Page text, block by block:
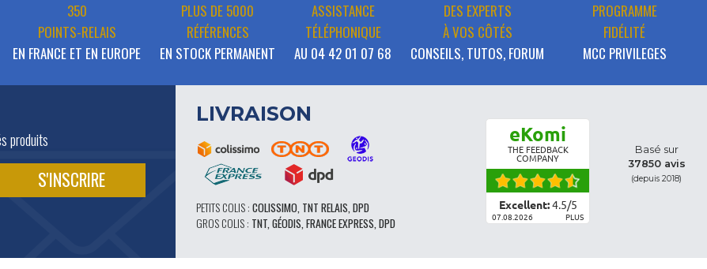
350
POINTS-RELAIS
EN FRANCE ET EN EUROPE
PLUS DE 5000
RÉFÉRENCES
EN STOCK PERMANENT
ASSISTANCE
TÉLÉPHONIQUE
AU 04 42 01 07 68
DES EXPERTS
À VOS CÔTÉS
CONSEILS, TUTOS, FORUM
PROGRAMME
FIDÉLITÉ
MCC PRIVILEGES
produits
LIVRAISON
PETITS COLIS : COLISSIMO, TNT RELAIS, DPD
GROS COLIS : TNT, GÉODIS, FRANCE EXPRESS, DPD
eKomi
THE FEEDBACK
COMPANY
Excellent:4.5/5
07.08.2026 PLUS
Basé sur
37850 avis
(depuis 2018)